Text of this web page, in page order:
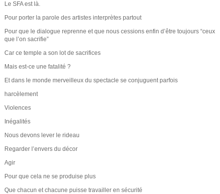
Le SFA est là.
Pour porter la parole des artistes interprètes partout
Pour que le dialogue reprenne et que nous cessions enfin d’être toujours “ceux
que l’on sacrifie”
Car ce temple a son lot de sacrifices
Mais est-ce une fatalité ?
Et dans le monde merveilleux du spectacle se conjuguent parfois
harcèlement
Violences
Inégalités
Nous devons lever le rideau
Regarder l’envers du décor
Agir
Pour que cela ne se produise plus
Que chacun et chacune puisse travailler en sécurité